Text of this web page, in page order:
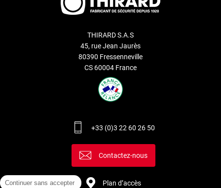
THIRARD S.A.S
45, rue Jean Jaurès
80390 Fressenneville
CS 60004 France
+33 (0)3 22 60 26 50
Contactez-nous
Plan d’accès
Continuer sans accepter